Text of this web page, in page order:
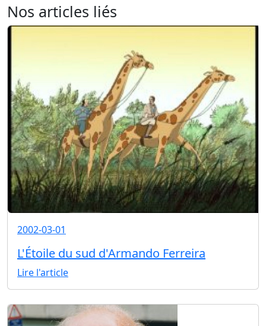
Nos articles liés
2002-03-01
L'Étoile du sud d'Armando Ferreira
Lire l'article